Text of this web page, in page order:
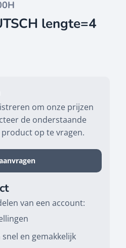
lengte=4
om onze prijzen
de onderstaande
op te vragen.
van een account:
en gemakkelijk